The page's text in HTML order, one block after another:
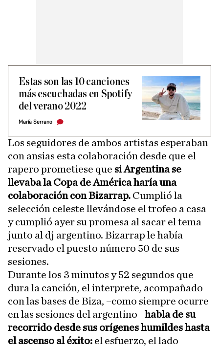
Estas son las 10 canciones
más escuchadas en Spotify
del verano 2022
María Serrano
Los seguidores de ambos artistas esperaban
con ansias esta colaboración desde que el
rapero prometiese que si Argentina se
llevaba la Copa de América haría una
colaboración con Bizarrap. Cumplió la
selección celeste llevándose el trofeo a casa
y cumplió ayer su promesa al sacar el tema
junto al dj argentino. Bizarrap le había
reservado el puesto número 50 de sus
sesiones.
Durante los 3 minutos y 52 segundos que
dura la canción, el interprete, acompañado
con las bases de Biza, –como siempre ocurre
en las sesiones del argentino– habla de su
recorrido desde sus orígenes humildes hasta
el ascenso al éxito: el esfuerzo, el lado